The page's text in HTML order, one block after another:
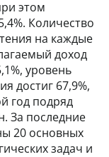
этом
Количество
на каждые
доход
уровень
достиг 67,9%,
год подряд
За последние
20 основных
задач и